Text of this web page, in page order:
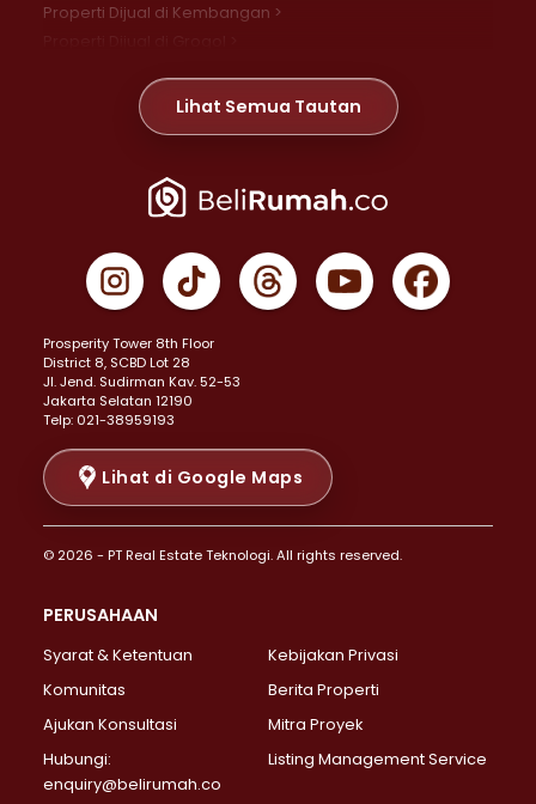
Properti Dijual di Kembangan >
Properti Dijual di Meruya >
Properti Dijual di Jelambar >
Properti Dijual di Jakarta Pusat >
Properti Dijual di Gambir >
Properti Dijual di Johar Baru >
Properti Dijual di Menteng >
Properti Dijual di Senen >
Properti Dijual di Tanah Abang >
Properti Dijual di Cikini >
Properti Dijual di Kramat >
Properti Dijual di Pasar Baru >
Properti Dijual di Bendungan Hilir >
Properti Dijual di Jakarta Selatan >
Properti Dijual di Lebak Bulus >
Properti Dijual di Gandaria Selatan >
Properti Dijual di Pondok Labu >
Properti Dijual di Lenteng Agung >
Properti Dijual di Senayan >
Lihat Semua Tautan
Prosperity Tower 8th Floor
District 8, SCBD Lot 28
JI. Jend. Sudirman Kav. 52-53
Jakarta Selatan 12190
Telp: 021-38959193
Lihat di Google Maps
© 2026 - PT Real Estate Teknologi. All rights reserved.
PERUSAHAAN
Syarat & Ketentuan
Kebijakan Privasi
Komunitas
Berita Properti
Ajukan Konsultasi
Mitra Proyek
Hubungi:
enquiry@belirumah.co
Listing Management Service